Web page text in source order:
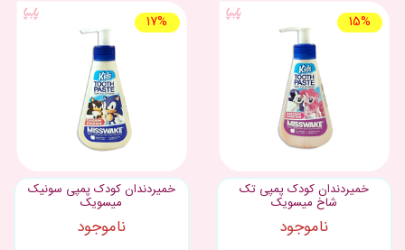
15%
خمیردندان کودک پمپی تک
شاخ میسویک
ناموجود
17%
خمیردندان کودک پمپی سونیک
میسویک
ناموجود